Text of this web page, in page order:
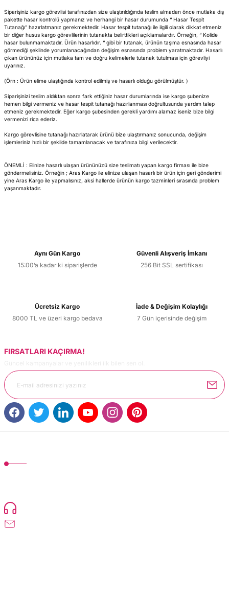
Siparişiniz kargo görevlisi tarafınızdan size ulaştırıldığında teslim almadan önce mutlaka dış
pakette hasar kontrolü yapmanız ve herhangi bir hasar durumunda “ Hasar Tespit
Tutanağı” hazırlatmanız gerekmektedir. Hasar tespit tutanağı ile ilgili olarak dikkat etmeniz
bir diğer husus kargo görevlilerinin tutanakta belirttikleri açıklamalardır. Örneğin, “ Kolide
hasar bulunmamaktadır. Ürün hasarlıdır. “ gibi bir tutanak, ürünün taşıma esnasında hasar
görmediği şeklinde yorumlanacağından değişim esnasında problem yaratmaktadır. Hasarlı
çıkan ürününüz için mutlaka tam ve doğru kelimelerle tutanak tutulması için görevliyi
uyarınız.
(Örn : Ürün elime ulaştığında kontrol edilmiş ve hasarlı olduğu görülmüştür. )
Siparişinizi teslim aldıktan sonra fark ettiğiniz hasar durumlarında ise kargo şubenize
hemen bilgi vermeniz ve hasar tespit tutanağı hazırlanması doğrultusunda yardım talep
etmeniz gerekmektedir. Eğer kargo şubesinden gerekli yardımı alamaz iseniz bize bilgi
vermenizi rica ederiz.
Kargo görevlisine tutanağı hazırlatarak ürünü bize ulaştırmanız sonucunda, değişim
işlemleriniz hızlı bir şekilde tamamlanacak ve tarafınıza bilgi verilecektir.
ÖNEMLİ : Elinize hasarlı ulaşan ürününüzü size teslimatı yapan kargo firması ile bize
göndermelisiniz. Örneğin ; Aras Kargo ile elinize ulaşan hasarlı bir ürün için geri gönderimi
yine Aras Kargo ile yapmalısınız, aksi hallerde ürünün kargo tazminleri sırasında problem
yaşanmaktadır.
Aynı Gün Kargo
15:00’a kadar ki siparişlerde
Güvenli Alışveriş İmkanı
256 Bit SSL sertifikası
Ücretsiz Kargo
8000 TL ve üzeri kargo bedava
İade & Değişim Kolaylığı
7 Gün içerisinde değişim
FIRSATLARI KAÇIRMA!